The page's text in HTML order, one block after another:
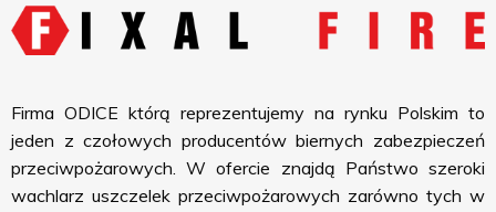
Firma ODICE którą reprezentujemy na rynku Polskim to
jeden z czołowych producentów biernych zabezpieczeń
przeciwpożarowych. W ofercie znajdą Państwo szeroki
wachlarz uszczelek przeciwpożarowych zarówno tych w